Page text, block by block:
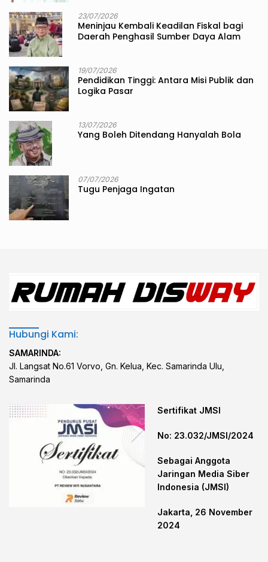
23/07/2026
Meninjau Kembali Keadilan Fiskal bagi
Daerah Penghasil Sumber Daya Alam
19/07/2026
Pendidikan Tinggi: Antara Misi Publik dan
Logika Pasar
13/07/2026
Yang Boleh Ditendang Hanyalah Bola
07/07/2026
Tugu Penjaga Ingatan
Hubungi Kami:
SAMARINDA:
Jl. Langsat No.61 Vorvo, Gn. Kelua, Kec. Samarinda Ulu,
Samarinda
Sertifikat JMSI
No: 23.032/JMSI/2024
Sebagai Anggota
Jaringan Media Siber
Indonesia (JMSI)
Jakarta, 26 November
2024